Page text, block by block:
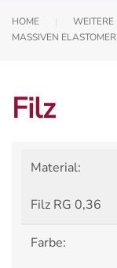
HOME
MASSIVEN
Filz
Material:
Filz RG 0,36
Farbe: